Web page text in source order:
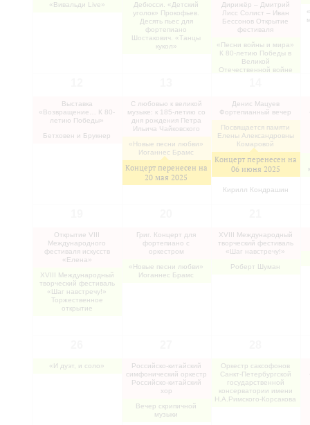
«Вивальди Live»
Дебюсси. «Детский
уголок» Прокофьев.
Десять пьес для
фортепиано
Шостакович. «Танцы
кукол»
Дирижёр – Дмитрий
Лисс Солист – Иван
Бессонов Открытие
фестиваля
«Песни войны и мира»
К 80-летию Победы в
Великой
Отечественной войне
П.И.Чайковского в зале
петербургского
Выставка
«Возвращение… К 80-
летию Победы»
Бетховен и Брукнер
С любовью к великой
музыке: к 185-летию со
дня рождения Петра
Ильича Чайковского
«Новые песни любви»
Иоганнес Брамс
Концерт перенесен на
20 мая 2025
Денис Мацуев
Фортепианный вечер
Посвящается памяти
Елены Александровны
Комаровой
Концерт перенесен на
06 июня 2025
Кирилл Кондрашин
Открытие VIII
Международного
фестиваля искусств
«Елена»
XVIII Международный
творческий фестиваль
«Шаг навстречу!»
Торжественное
открытие
Григ. Концерт для
фортепиано с
оркестром
«Новые песни любви»
Иоганнес Брамс
XVIII Международный
творческий фестиваль
«Шаг навстречу!»
Роберт Шуман
«И дуэт, и соло»
Российско-китайский
симфонический оркестр
Российско-китайский
хор
Вечер скрипичной
музыки
Оркестр саксофонов
Санкт-Петербургской
государственной
консерватории имени
Н.А.Римского-Корсакова